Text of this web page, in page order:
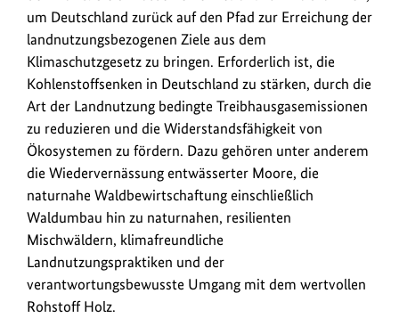
um Deutschland zurück auf den Pfad zur Erreichung der
landnutzungsbezogenen Ziele aus dem
Klimaschutzgesetz zu bringen. Erforderlich ist, die
Kohlenstoffsenken in Deutschland zu stärken, durch die
Art der Landnutzung bedingte Treibhausgasemissionen
zu reduzieren und die Widerstandsfähigkeit von
Ökosystemen zu fördern. Dazu gehören unter anderem
die Wiedervernässung entwässerter Moore, die
naturnahe Waldbewirtschaftung einschließlich
Waldumbau hin zu naturnahen, resilienten
Mischwäldern, klimafreundliche
Landnutzungspraktiken und der
verantwortungsbewusste Umgang mit dem wertvollen
Rohstoff Holz.